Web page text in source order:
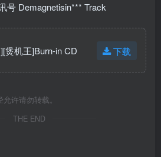
号 Demagnetisin*** Track
煲机王]Burn-in CD 下载
许请勿转载。
THE END